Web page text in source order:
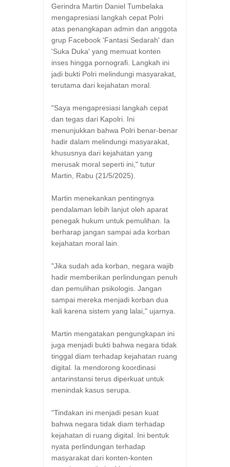
Gerindra Martin Daniel Tumbelaka
mengapresiasi langkah cepat Polri
atas penangkapan admin dan anggota
grup Facebook 'Fantasi Sedarah' dan
'Suka Duka' yang memuat konten
inses hingga pornografi. Langkah ini
jadi bukti Polri melindungi masyarakat,
terutama dari kejahatan moral.
"Saya mengapresiasi langkah cepat
dan tegas dari Kapolri. Ini
menunjukkan bahwa Polri benar-benar
hadir dalam melindungi masyarakat,
khususnya dari kejahatan yang
merusak moral seperti ini," tutur
Martin, Rabu (21/5/2025).
Martin menekankan pentingnya
pendalaman lebih lanjut oleh aparat
penegak hukum untuk pemulihan. Ia
berharap jangan sampai ada korban
kejahatan moral lain.
"Jika sudah ada korban, negara wajib
hadir memberikan perlindungan penuh
dan pemulihan psikologis. Jangan
sampai mereka menjadi korban dua
kali karena sistem yang lalai," ujarnya.
Martin mengatakan pengungkapan ini
juga menjadi bukti bahwa negara tidak
tinggal diam terhadap kejahatan ruang
digital. Ia mendorong koordinasi
antarinstansi terus diperkuat untuk
menindak kasus serupa.
"Tindakan ini menjadi pesan kuat
bahwa negara tidak diam terhadap
kejahatan di ruang digital. Ini bentuk
nyata perlindungan terhadap
masyarakat dari konten-konten